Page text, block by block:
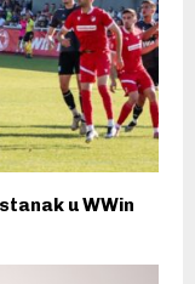
u WWin